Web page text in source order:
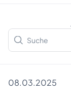
08.03.2025